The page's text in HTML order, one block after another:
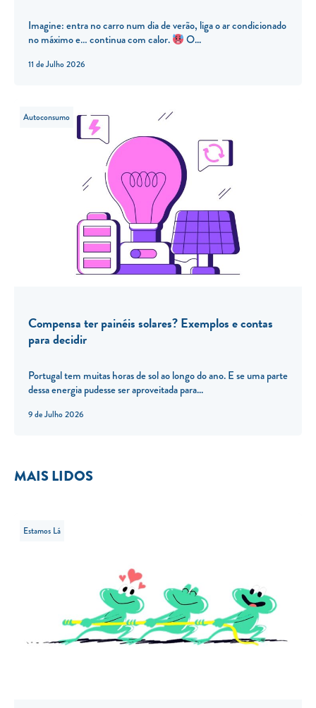
11 de Julho 2026
Imagine: entra no carro num dia de verão, liga o ar condicionado
no máximo e… continua com calor.
O...
9 de Julho 2026
Autoconsumo
Compensa ter painéis solares? Exemplos e contas
para decidir
Portugal tem muitas horas de sol ao longo do ano. E se uma parte
dessa energia pudesse ser aproveitada para...
MAIS LIDOS
Estamos Lá